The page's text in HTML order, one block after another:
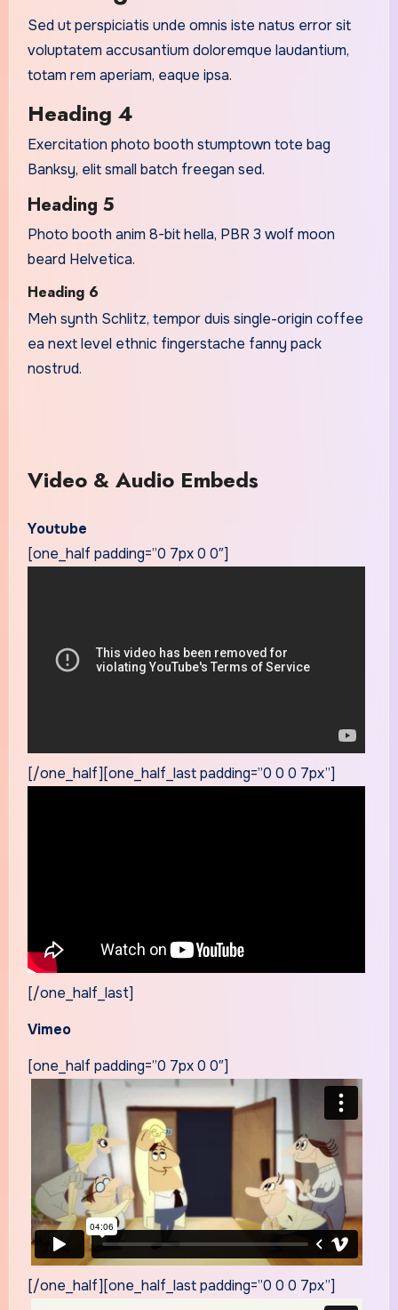
Sed ut perspiciatis unde omnis iste natus error sit
voluptatem accusantium doloremque laudantium,
totam rem aperiam, eaque ipsa.
Heading 4
Exercitation photo booth stumptown tote bag
Banksy, elit small batch freegan sed.
Heading 5
Photo booth anim 8-bit hella, PBR 3 wolf moon
beard Helvetica.
Heading 6
Meh synth Schlitz, tempor duis single-origin coffee
ea next level ethnic fingerstache fanny pack
nostrud.
Video & Audio Embeds
Youtube
[one_half padding=”0 7px 0 0″]
[/one_half][one_half_last padding=”0 0 0 7px”]
[/one_half_last]
Vimeo
[one_half padding=”0 7px 0 0″]
[/one_half][one_half_last padding=”0 0 0 7px”]